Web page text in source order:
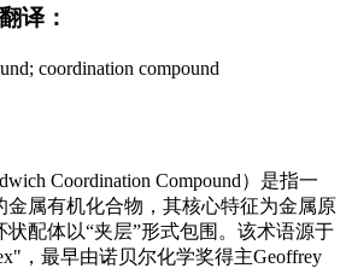
译：
coordination compound
Coordination Compound）是指一
金属有机化合物，其核心特征为金属原
配体以“夹层”形式包围。该术语源于
，最早由诺贝尔化学奖得主Geoffrey